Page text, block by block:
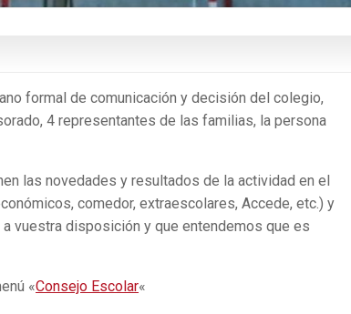
formal de comunicación y decisión del colegio,
4 representantes de las familias, la persona
las novedades y resultados de la actividad en el
comedor, extraescolares, Accede, etc.) y
vuestra disposición y que entendemos que es
«Consejo Escolar«